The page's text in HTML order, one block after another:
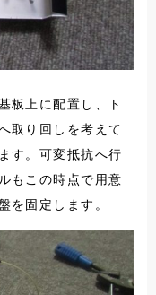
板上に配置し、ト
取り回しを考えて
す。可変抵抗へ行
もこの時点で用意
を固定します。